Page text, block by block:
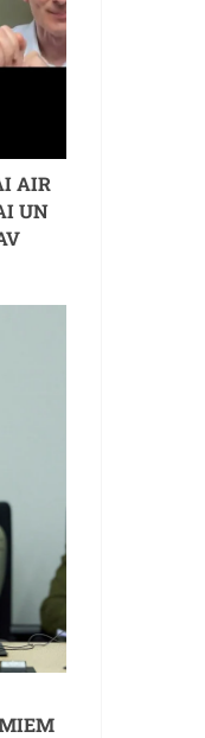
AIR
UN